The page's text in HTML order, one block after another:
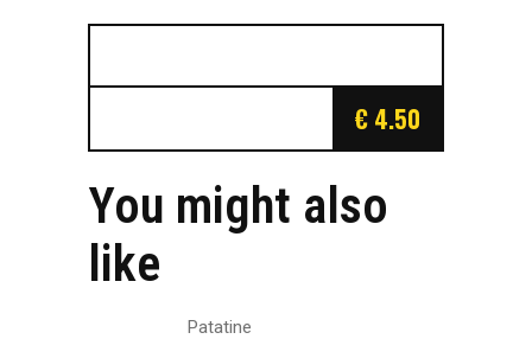
€ 4.50
You might also
like
Patatine